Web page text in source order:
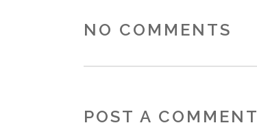
NO COMMENTS
POST A COMMENT